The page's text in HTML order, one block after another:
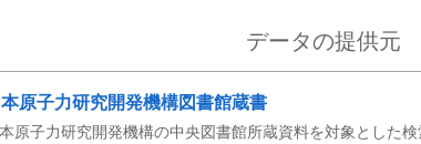
データの提供元
本原子力研究開発機構図書館蔵書
原子力研究開発機構の中央図書館所蔵資料を対象とした